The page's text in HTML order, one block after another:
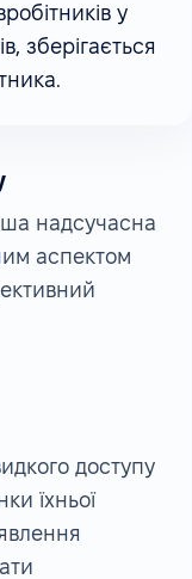
у
зберігається
надсучасна
аспектом
доступу
їхньої